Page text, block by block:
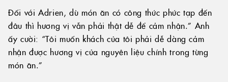
Đối với Adrien, dù món ăn có công thức phức tạp đến
đâu thì hương vị vẫn phải thật dễ để cảm nhận.” Anh
ấy cười: “Tôi muốn khách của tôi phải dễ dàng cảm
nhận được hương vị của nguyên liệu chính trong từng
món ăn.”